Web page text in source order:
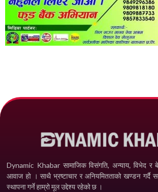
Dynamic Khabar सामाजिक विसंगति, अन्याय, विभेद­ र
आवाज हो । साथै भ्रष्टाचार र अनियमितताको खण्डन गर्दै
स्थापना गर्ने हाम्रो मूल उद्देश्य रहेको छ ।